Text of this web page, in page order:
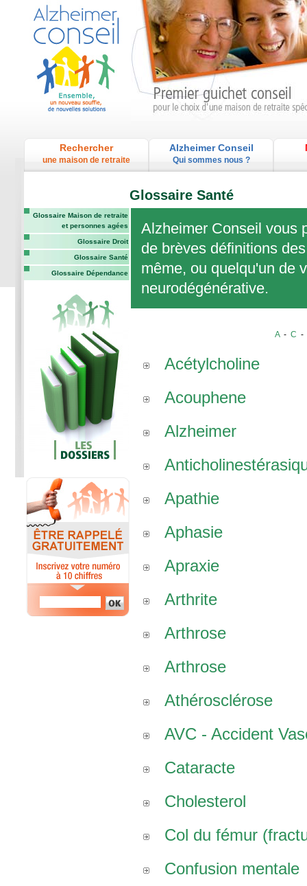
Rechercher
une maison de retraite
Alzheimer Conseil
Qui sommes nous ?
Glossaire Santé
Glossaire Maison de retraite
et personnes agées
Glossaire Droit
Glossaire Santé
Glossaire Dépendance
Alzheimer Conseil vous
de brèves définitions
même, ou quelqu'un de
neurodégénérative.
A- C -
Acétylcholine
Acouphene
Alzheimer
Apathie
Aphasie
Apraxie
Arthrite
Arthrose
Arthrose
Athérosclérose
AVC - Accident
Cataracte
Cholesterol
Col du fémur
Confusion mentale